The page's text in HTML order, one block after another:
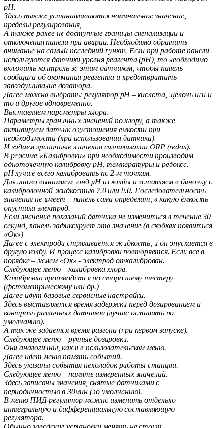
рН.
Здесь также устанавливаются номинальное значение,
пределы регулирования,
А также ранее не доступные границы сигнализации и
отключения панели при аварии. Необходимо обратить
внимание на самый последний пункт. Если при работе панели
используются датчики уровня реагента (рН), то необходимо
включить контроль за этим датчиком, чтобы панель
сообщала об окончании реагента и предотвратить
завоздушивание дозатора.
Далее можно выбрать: регулятор рН – кислота, щелочь или и
то и другое одновременно.
Выставляем параметры хлора:
Параметры граничных значений по хлору, а также
активируем датчик опустошения емкости при
необходимости (при использовании датчика).
И задаем граничные значения сигнализации ORP (redox).
В режиме «Калибровки» при необходимости производим
одноточечную калибровку рН, температуры и редокса.
рН лучше всего калибровать по 2-м точкам.
Для этого вынимаем зонд рН из колбы и вставляем в баночку с
калибровочной жидкостью 7.0 или 9.0. Последовательность
значения не имеет – панель сама определит, в какую ёмкость
опустили электрод.
Если значение показаний датчика не измениться в течение 30
секунд, панель зафиксирует это значение (в скобках появиться
«Ок»)
Далее с электрода стряхивается жидкость, и он опускается в
другую колбу. И процесс калибровки повторяется. Если все в
порядке – жмем «Ок» - электрод откалиброван.
Следующее меню – калибровка хлора.
Калибровка производится по стороннему тестеру
(фотометрическому или др.)
Далее идут базовые сервисные настройки.
Здесь выставляется время задержки перед дозированием и
контроль различных датчиков (лучше оставить по
умолчанию).
А так же задается время разгона (при первом запуске).
Следующее меню – ручные дозировки.
Они аналогичны, как и в пользовательском меню.
Далее идет меню память событий.
Здесь указаны события неполадок работы станции.
Следующее меню – память измеренных значений.
Здесь записаны значения, снятые датчиками с
периодичностью в 30мин (по умолчанию).
В меню ПИД-регулятор можно изменить отдельно
интегральную и дифференциальную составляющую
регулятора.
Обычно заводские установки менять не стоит.